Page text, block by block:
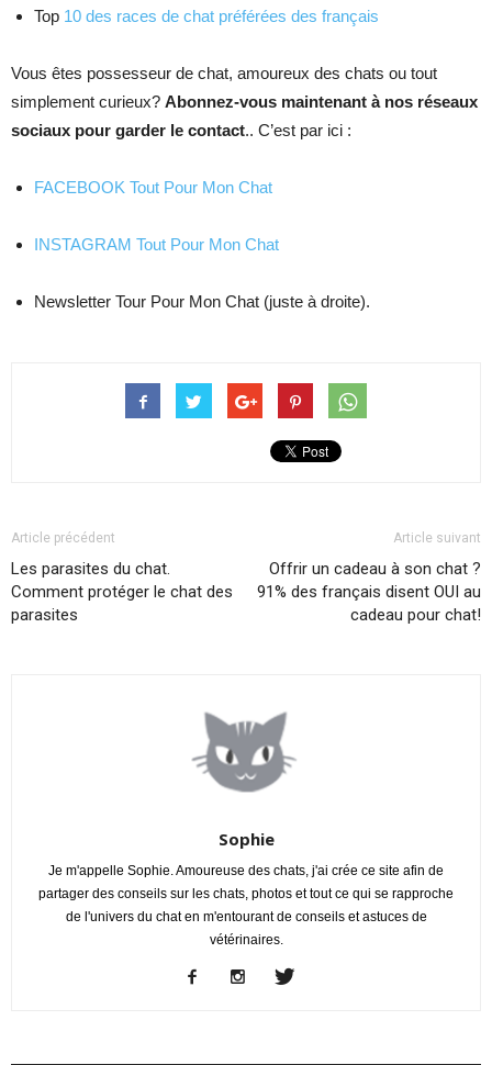
Top 10 des races de chat préférées des français
Vous êtes possesseur de chat, amoureux des chats ou tout
simplement curieux? Abonnez-vous maintenant à nos réseaux
sociaux pour garder le contact.. C’est par ici :
FACEBOOK Tout Pour Mon Chat
INSTAGRAM Tout Pour Mon Chat
Newsletter Tour Pour Mon Chat (juste à droite).
Article précédent
Les parasites du chat.
Comment protéger le chat des
parasites
Article suivant
Offrir un cadeau à son chat ?
91% des français disent OUI au
cadeau pour chat!
Sophie
Je m'appelle Sophie. Amoureuse des chats, j'ai crée ce site afin de
partager des conseils sur les chats, photos et tout ce qui se rapproche
de l'univers du chat en m'entourant de conseils et astuces de
vétérinaires.